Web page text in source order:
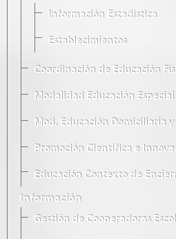
Información Estadística
Establecimientos
Coordinación de Educación
Modalidad Educación Especial
Mod. Educación Domiciliaria
Promoción Científica e
Educación Contexto de
Información
Gestión de Cooperadoras